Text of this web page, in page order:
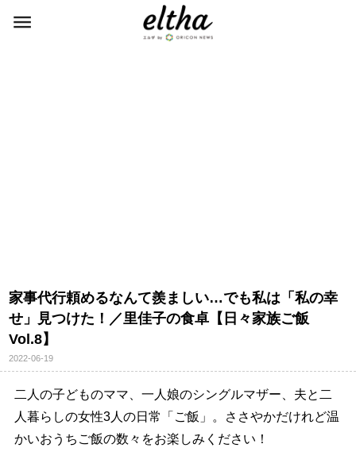
家事代行頼めるなんて羨ましい…でも私は「私の幸
せ」見つけた！／里佳子の食卓【日々家族ご飯
Vol.8】
2022-06-19
二人の子どものママ、一人娘のシングルマザー、夫と二
人暮らしの女性3人の日常「ご飯」。ささやかだけれど温
かいおうちご飯の数々をお楽しみください！